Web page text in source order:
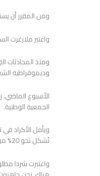
ومن المقرر أن
واعتبر ملازغرت
وديموقراطية
الأسبوع الماضي،
الجمعية الوطنية.
ويأمل الأكراد
تُشكل نحو 20% من سكان البلد البالغ عددهم 85 مليون نسمة.
واعتبرت شردا